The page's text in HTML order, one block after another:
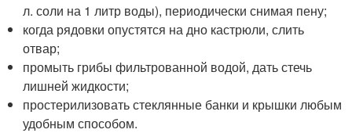
л. соли на 1 литр воды), периодически снимая пену;
когда рядовки опустятся на дно кастрюли, слить
отвар;
промыть грибы фильтрованной водой, дать стечь
лишней жидкости;
простерилизовать стеклянные банки и крышки любым
удобным способом.